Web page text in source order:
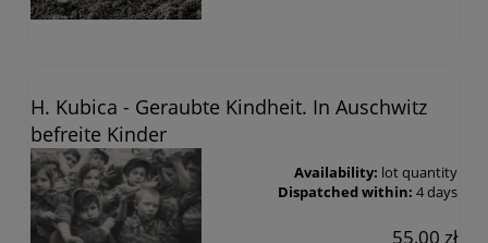
H. Kubica - Geraubte Kindheit. In Auschwitz
befreite Kinder
Availability: lot quantity
Dispatched within: 4 days
55,00 zł